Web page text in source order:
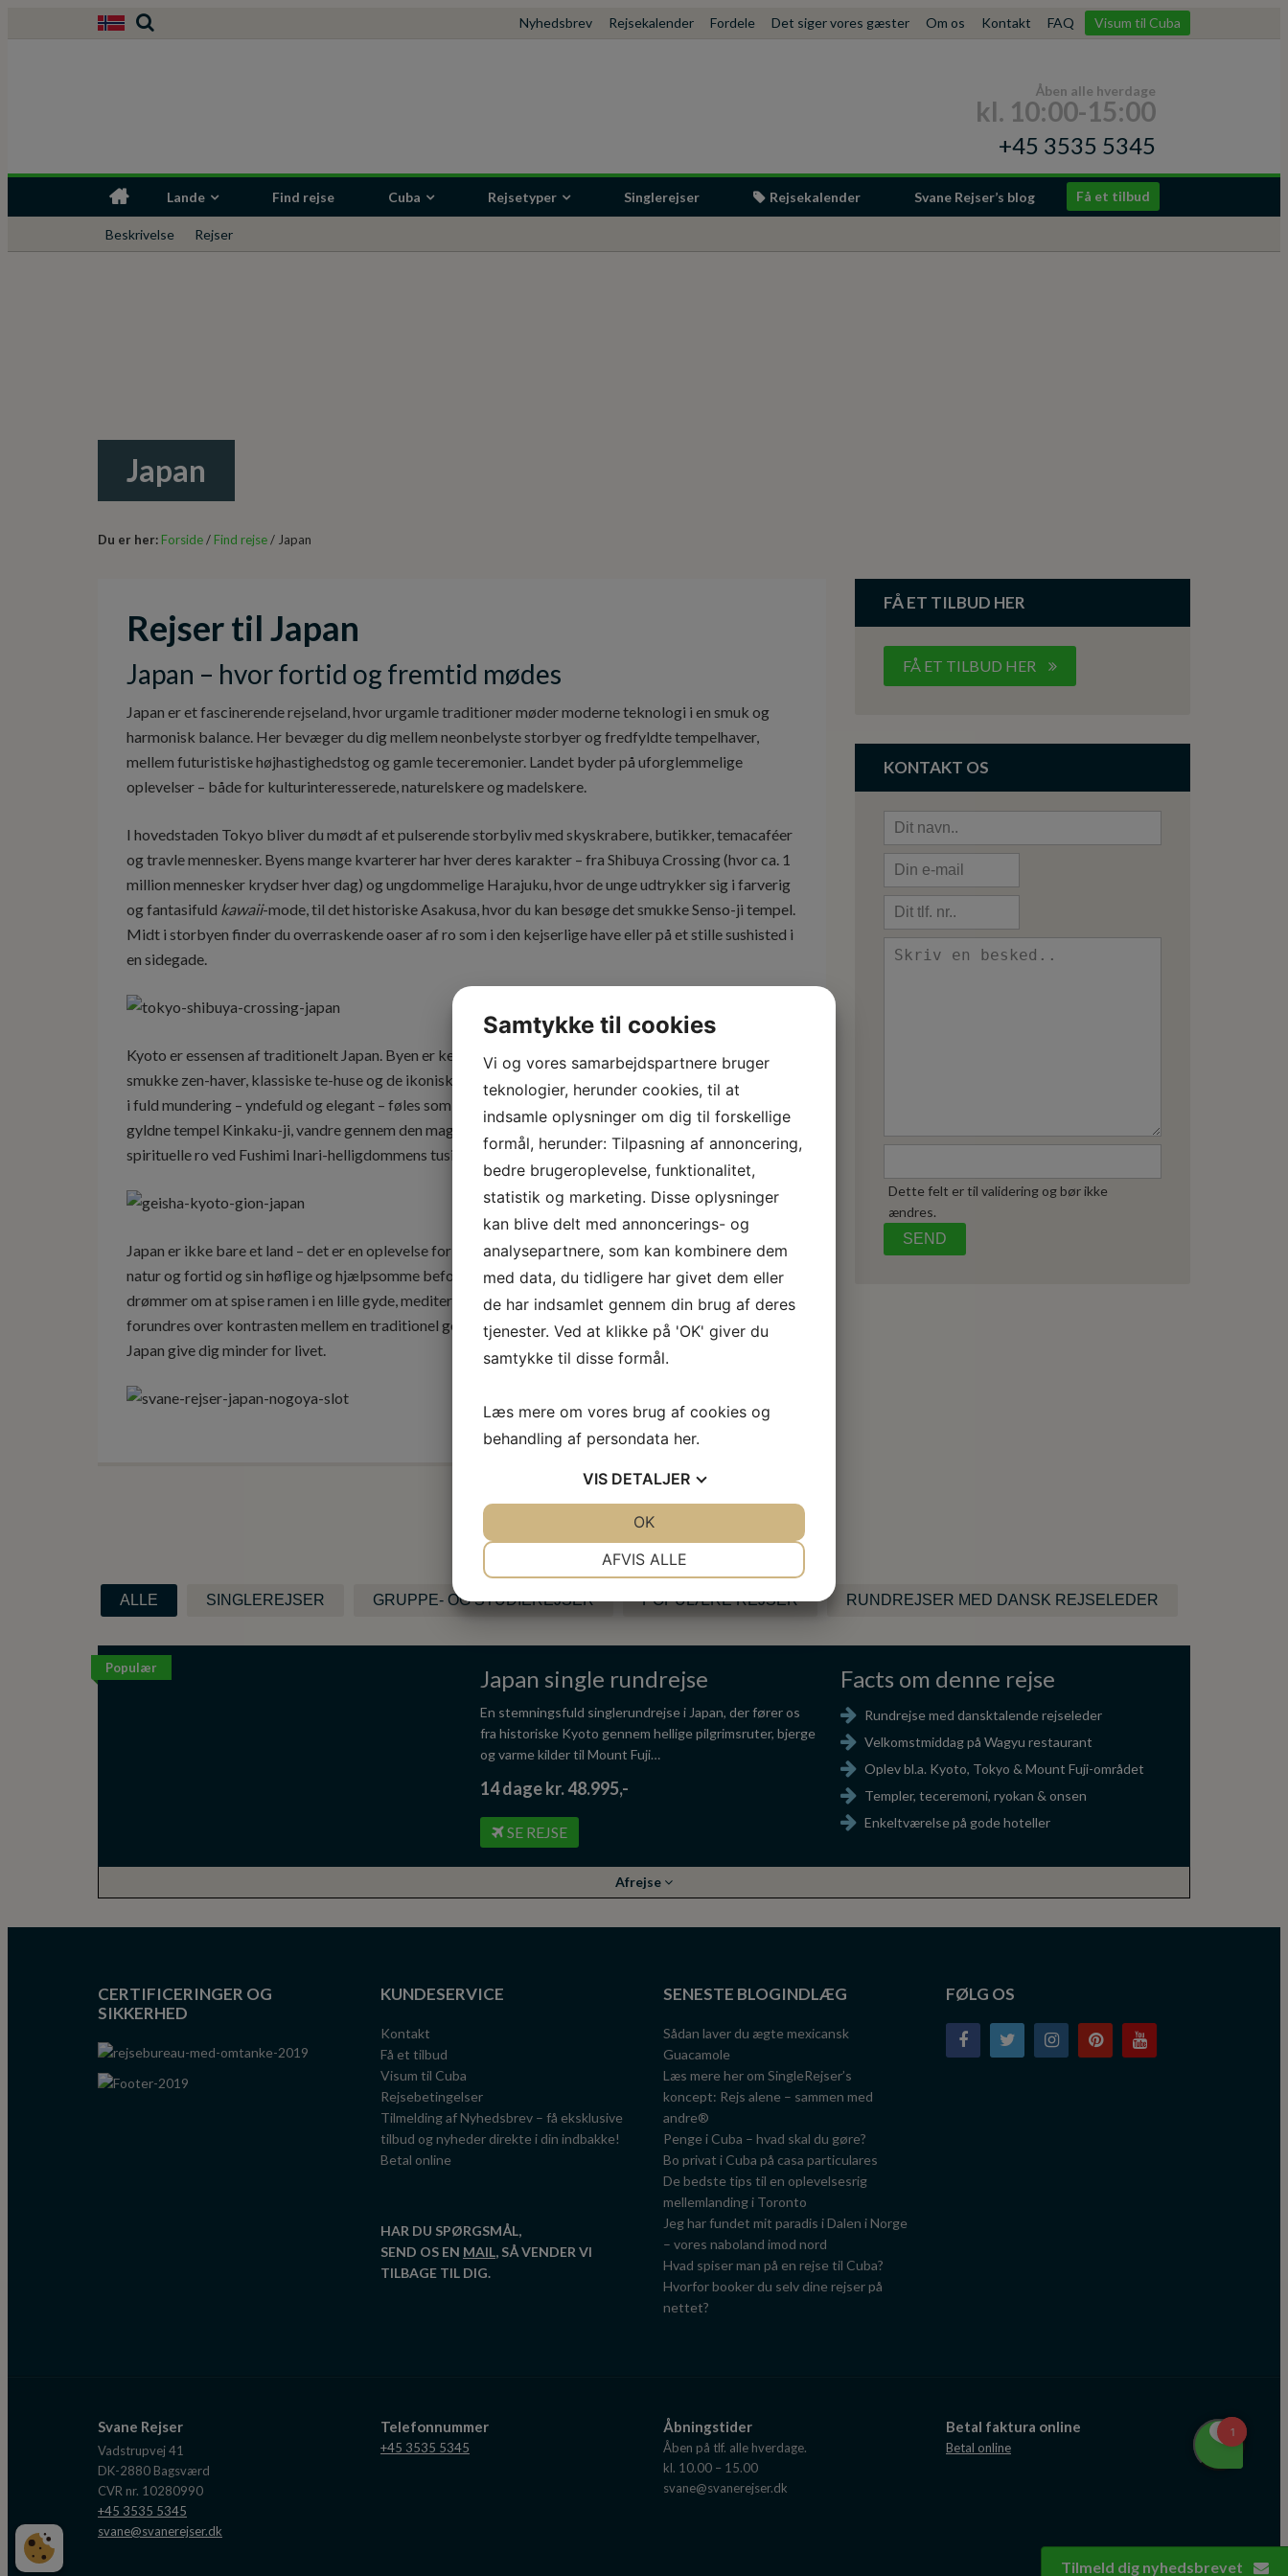
Nyhedsbrev Rejsekalender Fordele Det siger vores gæster Om os Kontakt FAQ Visum til Cuba
Åben alle hverdage
kl. 10:00-15:00
+45 3535 5345
Lande Find rejse Cuba Rejsetyper Singlerejser Rejsekalender Svane Rejser’s blog Få et tilbud
Beskrivelse Rejser
Japan
Du er her: Forside/ Find rejse/ Japan
Rejser til Japan
Japan – hvor fortid og fremtid mødes
Japan er et fascinerende rejseland, hvor urgamle traditioner møder moderne teknologi i en smuk og
harmonisk balance. Her bevæger du dig mellem neonbelyste storbyer og fredfyldte tempelhaver,
mellem futuristiske højhastighedstog og gamle teceremonier. Landet byder på uforglemmelige
oplevelser – både for kulturinteresserede, naturelskere og madelskere.
I hovedstaden Tokyo bliver du mødt af et pulserende storbyliv med skyskrabere, butikker, temacaféer
og travle mennesker. Byens mange kvarterer har hver deres karakter – fra Shibuya Crossing (hvor ca. 1
million mennesker krydser hver dag) og ungdommelige Harajuku, hvor de unge udtrykker sig i farverig
og fantasifuld kawaii-mode, til det historiske Asakusa, hvor du kan besøge det smukke Senso-ji tempel.
Midt i storbyen finder du overraskende oaser af ro som i den kejserlige have eller på et stille sushisted i
en sidegade.
Kyoto er essensen af traditionelt Japan. Byen er kendt for sine over 1.000 templer og helligdomme,
smukke zen-haver, klassiske te-huse og de ikoniske geishaer i Gion-distriktet. At møde en ægte geisha
i fuld mundering – yndefuld og elegant – føles som et glimt ind i en svunden tid. Her kan du besøge det
gyldne tempel Kinkaku-ji, vandre gennem den magiske bambusskov i Arashiyama eller opleve den
spirituelle ro ved Fushimi Inari-helligdommens tusind røde torii-porte.
Japan er ikke bare et land – det er en oplevelse for sjælen. Med sin særlige æstetik, sin respekt for både
natur og fortid og sin høflige og hjælpsomme befolkning, vil landet fortrylle dig. Hvad enten du
drømmer om at spise ramen i en lille gyde, meditere i et tempel, udforske storbyens farver og lyde eller
forundres over kontrasten mellem en traditionel geisha og en farverig kawaii-klædt Harajuku-pige, vil
Japan give dig minder for livet.
FÅ ET TILBUD HER
FÅ ET TILBUD HER
KONTAKT OS
Dette felt er til validering og bør ikke
ændres.
Find din rejse til Japan
ALLE SINGLEREJSER GRUPPE- OG STUDIEREJSER POPULÆRE REJSER RUNDREJSER MED DANSK REJSELEDER
Populær Japan single rundrejse
En stemningsfuld singlerundrejse i Japan, der fører os
fra historiske Kyoto gennem hellige pilgrimsruter, bjerge
og varme kilder til Mount Fuji…
14 dage kr. 48.995,-
SE REJSE
Facts om denne rejse
Rundrejse med dansktalende rejseleder
Velkomstmiddag på Wagyu restaurant
Oplev bl.a. Kyoto, Tokyo & Mount Fuji-området
Templer, teceremoni, ryokan & onsen
Enkeltværelse på gode hoteller
Afrejse
CERTIFICERINGER OG
SIKKERHED
KUNDESERVICE
Kontakt
Få et tilbud
Visum til Cuba
Rejsebetingelser
Tilmelding af Nyhedsbrev – få eksklusive
tilbud og nyheder direkte i din indbakke!
Betal online
HAR DU SPØRGSMÅL,
SEND OS EN MAIL, SÅ VENDER VI
TILBAGE TIL DIG.
SENESTE BLOGINDLÆG
Sådan laver du ægte mexicansk
Guacamole
Læs mere her om SingleRejser’s
koncept: Rejs alene – sammen med
andre®
Penge i Cuba – hvad skal du gøre?
Bo privat i Cuba på casa particulares
De bedste tips til en oplevelsesrig
mellemlanding i Toronto
Jeg har fundet mit paradis i Dalen i Norge
– vores naboland imod nord
Hvad spiser man på en rejse til Cuba?
Hvorfor booker du selv dine rejser på
nettet?
FØLG OS
Svane Rejser
Vadstrupvej 41
DK-2880 Bagsværd
CVR nr. 10280990
+45 3535 5345
svane@svanerejser.dk
Telefonnummer
+45 3535 5345
Åbningstider
Åben på tlf. alle hverdage.
kl. 10.00 – 15.00
svane@svanerejser.dk
Betal faktura online
Betal online
Tilmeld dig nyhedsbrevet
Samtykke til cookies
Vi og vores samarbejdspartnere bruger
teknologier, herunder cookies, til at
indsamle oplysninger om dig til forskellige
formål, herunder: Tilpasning af annoncering,
bedre brugeroplevelse, funktionalitet,
statistik og marketing. Disse oplysninger
kan blive delt med annoncerings- og
analysepartnere, som kan kombinere dem
med data, du tidligere har givet dem eller
de har indsamlet gennem din brug af deres
tjenester. Ved at klikke på 'OK' giver du
samtykke til disse formål.
Læs mere om vores brug af cookies og
behandling af persondata her.
VIS DETALJER
MARKETING STATISTIK
AFVIS ALLE
OK